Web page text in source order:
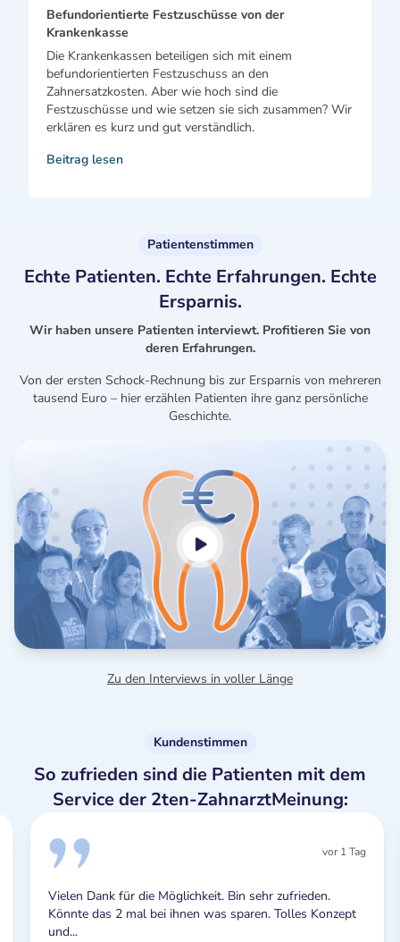
Befundorientierte Festzuschüsse von der
Krankenkasse
Die Krankenkassen beteiligen sich mit einem
befundorientierten Festzuschuss an den
Zahnersatzkosten. Aber wie hoch sind die
Festzuschüsse und wie setzen sie sich zusammen? Wir
erklären es kurz und gut verständlich.
Beitrag lesen
Patientenstimmen
Echte Patienten. Echte Erfahrungen. Echte
Ersparnis.
Wir haben unsere Patienten interviewt. Profitieren Sie von
deren Erfahrungen.
Von der ersten Schock-Rechnung bis zur Ersparnis von mehreren
tausend Euro – hier erzählen Patienten ihre ganz persönliche
Geschichte.
Zu den Interviews in voller Länge
Kundenstimmen
So zufrieden sind die Patienten mit dem
Service der 2ten-ZahnarztMeinung:
vor 1 Tag
Vielen Dank für die Möglichkeit. Bin sehr zufrieden.
Könnte das 2 mal bei ihnen was sparen. Tolles Konzept
und...